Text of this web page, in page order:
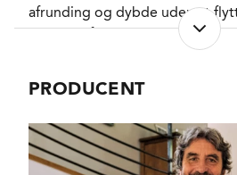
NØGLEORD
KARAKTERISTIKA
afrunding og dybde uden at
elegante frugt. En seriøs og
der viser hvorfor Gallina hører
Gallina har både friskhed, fylde
PRODUCENT